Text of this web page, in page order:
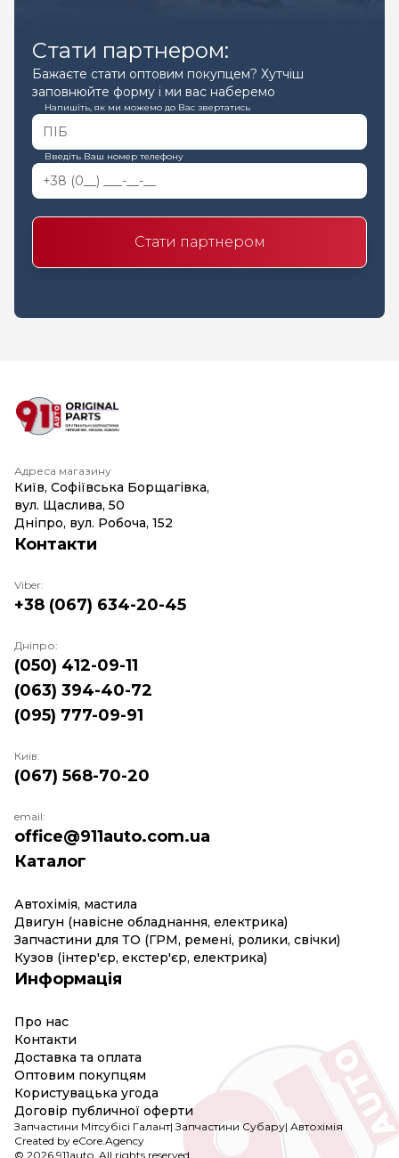
Стати партнером:
Бажаєте стати оптовим покупцем? Хутчіш
заповнюйте форму і ми вас наберемо
Напишіть, як ми можемо до Вас звертатись
Введіть Ваш номер телефону
Стати партнером
Адреса магазину
Київ, Софіївська Борщагівка,
вул. Щаслива, 50
Дніпро, вул. Робоча, 152
Каталог
Автохімія, мастила
Двигун (навісне обладнання, електрика)
Запчастини для ТО (ГРМ, ремені, ролики, свічки)
Кузов (інтер'єр, екстер'єр, електрика)
Информація
Про нас
Контакти
Доставка та оплата
Оптовим покупцям
Користувацька угода
Договір публичної оферти
Контакти
Viber:
+38 (067) 634-20-45
Дніпро:
(050) 412-09-11
(063) 394-40-72
(095) 777-09-91
Київ:
(067) 568-70-20
email:
office@911auto.com.ua
Created by eCore.Agency
Запчастини Мітсубісі Галант|Запчастини Субару| Автохімія
© 2026 911auto. All rights reserved